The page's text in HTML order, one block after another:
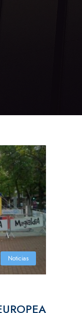
Noticias